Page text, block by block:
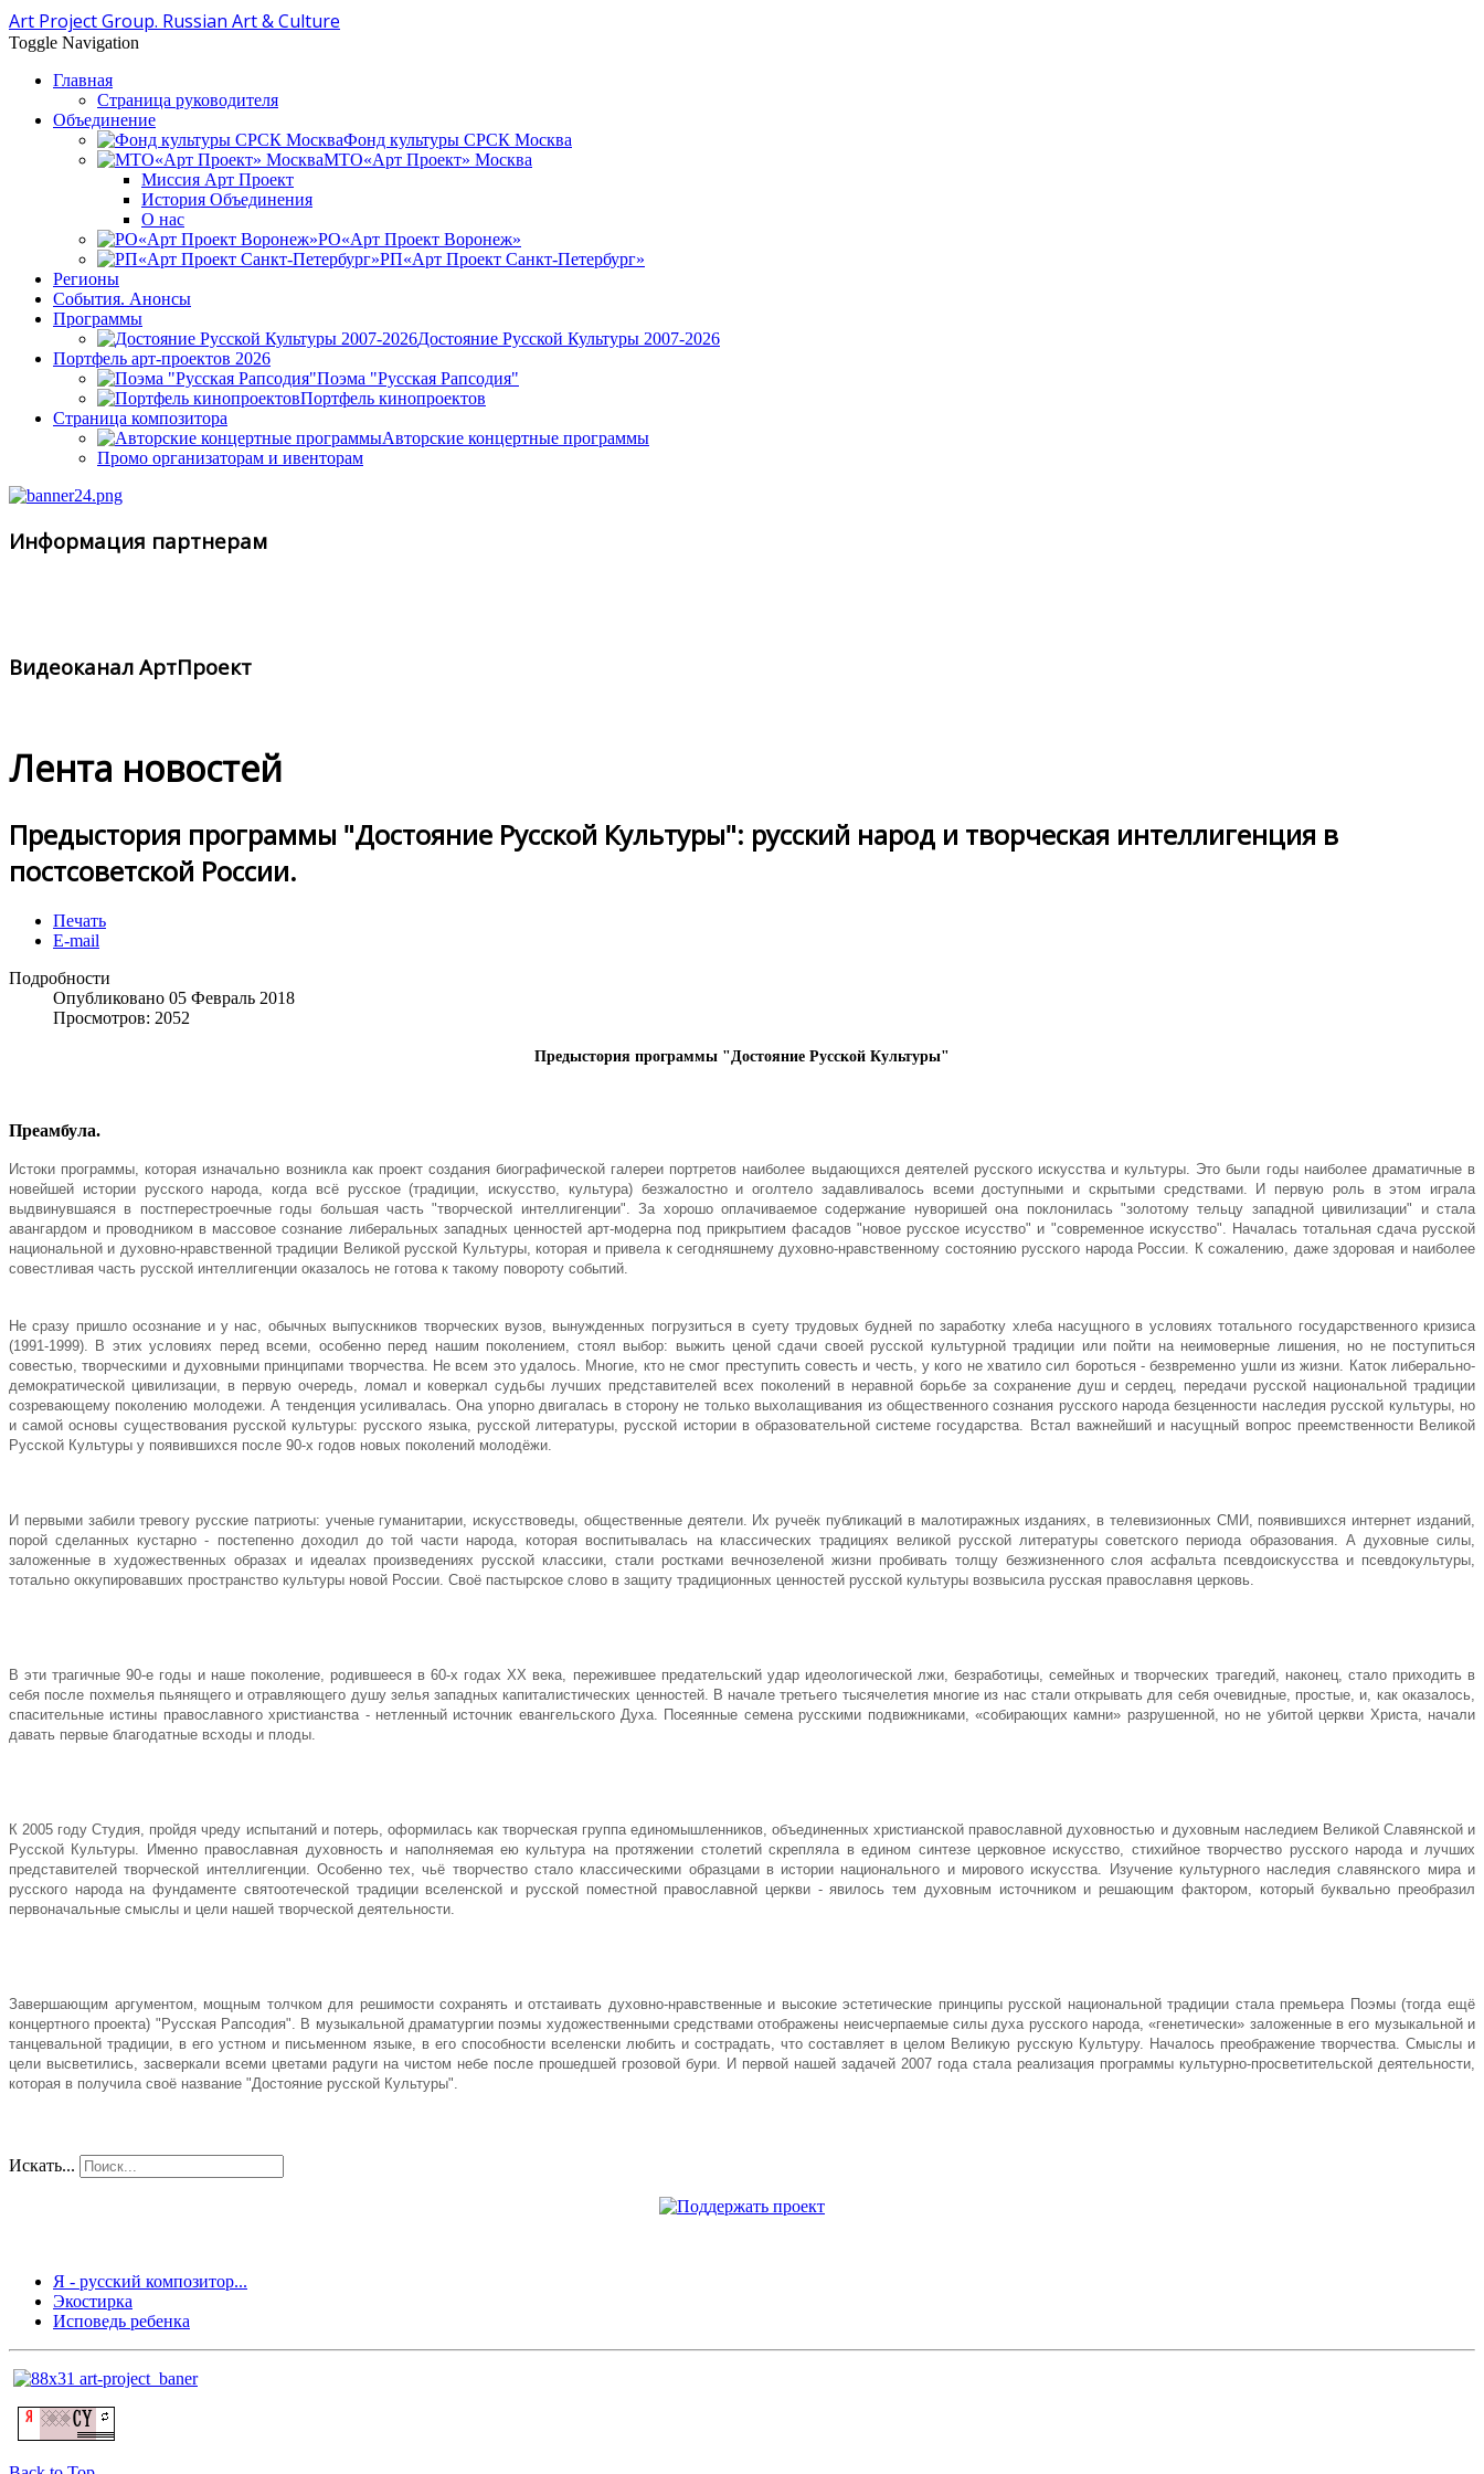
Art Project Group. Russian Art & Culture
Toggle Navigation
Главная
Страница руководителя
Объединение
Фонд культуры СРСК Москва
МТО«Арт Проект» Москва
Миссия Арт Проект
История Объединения
О нас
РО«Арт Проект Воронеж»
РП«Арт Проект Санкт-Петербург»
Регионы
События. Анонсы
Программы
Достояние Русской Культуры 2007-2026
Портфель арт-проектов 2026
Поэма "Русская Рапсодия"
Портфель кинопроектов
Страница композитора
Авторские концертные программы
Промо организаторам и ивенторам
Информация партнерам
Видеоканал АртПроект
Лента новостей
Предыстория программы "Достояние Русской Культуры": русский народ и творческая интеллигенция в
постсоветской России.
Печать
E-mail
Подробности
Опубликовано 05 Февраль 2018
Просмотров: 2052
Предыстория программы "Достояние Русской Культуры"
Преамбула.
Истоки программы, которая изначально возникла как проект создания биографической галереи портретов наиболее выдающихся деятелей русского искусства и культуры. Это были годы наиболее драматичные в
новейшей истории русского народа, когда всё русское (традиции, искусство, культура) безжалостно и оголтело задавливалось всеми доступными и скрытыми средствами. И первую роль в этом играла
выдвинувшаяся в постперестроечные годы большая часть "творческой интеллигенции". За хорошо оплачиваемое содержание нуворишей она поклонилась "золотому тельцу западной цивилизации" и стала
авангардом и проводником в массовое сознание либеральных западных ценностей арт-модерна под прикрытием фасадов "новое русское исусство" и "современное искусство" . Началась тотальная сдача русской
национальной и духовно-нравственной традиции Великой русской Культуры, которая и привела к сегодняшнему духовно-нравственному состоянию русского народа России. К сожалению, даже здоровая и наиболее
совестливая часть русской интеллигенции оказалось не готова к такому повороту событий.
Не сразу пришло осознание и у нас, обычных выпускников творческих вузов, вынужденных погрузиться в суету трудовых будней по заработку хлеба насущного в условиях тотального государственного кризиса
(1991-1999).
В этих условиях перед всеми, особенно перед нашим поколением, стоял выбор: выжить ценой сдачи своей русской культурной традиции или пойти на неимоверные лишения, но не поступиться
совестью, творческими и духовными принципами творчества. Не всем это удалось. Многие, кто не смог преступить совесть и честь, у кого не хватило сил бороться - безвременно ушли из жизни. Каток либерально-
демократической цивилизации, в первую очередь, ломал и коверкал судьбы лучших представителей всех поколений в неравной борьбе за сохранение душ и сердец, передачи русской национальной традиции
созревающему поколению молодежи.А тенденция усиливалась.Она упорно двигалась в сторону не только выхолащивания из общественного сознания русского народа безценности наследия русской культуры, но
и самой основы существования русской культуры: русского языка, русской литературы, русской истории в образовательной системе государства. Встал важнейший и насущный вопрос преемственности Великой
Русской Культуры у появившихся после 90-х годов новых поколений молодёжи.
И первыми забили тревогу русские патриоты: ученые гуманитарии, искусствоведы, общественные деятели. Их ручеёк публикаций в малотиражных изданиях, в телевизионных СМИ, появившихся интернет изданий,
порой сделанных кустарно - постепенно доходил до той части народа, которая воспитывалась на классических традициях великой русской литературы советского периода образования. А духовные силы,
заложенные в художественных образах и идеалах произведениях русской классики, стали ростками вечнозеленой жизни пробивать толщу безжизненного слоя асфальта псевдоискусства и псевдокультуры,
тотально оккупировавших пространство культуры новой России. Своё пастырское слово в защиту традиционных ценностей русской культуры возвысила русская православня церковь.
В эти трагичные 90-е годы и наше поколение, родившееся в 60-х годах XX века, пережившее предательский удар идеологической лжи, безработицы, семейных и творческих трагедий, наконец, стало приходить в
себя после похмелья пьянящего и отравляющего душу зелья западных капиталистических ценностей. В начале третьего тысячелетия многие из нас стали открывать для себя очевидные, простые, и, как оказалось,
спасительные истины православного христианства - нетленный источник евангельского Духа. Посеянные семена русскими подвижниками, «собирающих камни» разрушенной, но не убитой церкви Христа, начали
давать первые благодатные всходы и плоды.
К 2005 году Студия, пройдя чреду испытаний и потерь, оформилась как творческая группа единомышленников, объединенных христианской православной духовностью и духовным наследием Великой Славянской и
Русской Культуры. Именно православная духовность и наполняемая ею культура на протяжении столетий скрепляла в едином синтезе церковное искусство, стихийное творчество русского народа и лучших
представителей творческой интеллигенции. Особенно тех, чьё творчество стало классическими образцами в истории национального и мирового искусства. Изучение культурного наследия славянского мира и
русского народа на фундаменте святоотеческой традиции вселенской и русской поместной православной церкви - явилось тем духовным источником и решающим фактором, который буквально преобразил
первоначальные смыслы и цели нашей творческой деятельности.
Завершающим аргументом, мощным толчком для решимости сохранять и отстаивать духовно-нравственные и высокие эстетические принципы русской национальной традиции стала премьера Поэмы (тогда ещё
концертного проекта) "Русская Рапсодия". В музыкальной драматургии поэмы художественными средствами отображены неисчерпаемые силы духа русского народа, «генетически» заложенные в его музыкальной и
танцевальной традиции, в его устном и письменном языке, в его способности вселенски любить и сострадать, что составляет в целом Великую русскую Культуру. Началось преображение творчества. Смыслы и
цели высветились, засверкали всеми цветами радуги на чистом небе после прошедшей грозовой бури. И первой нашей задачей 2007 года стала реализация программы культурно-просветительской деятельности,
которая в получила своё название "Достояние русской Культуры".
Искать...
Я - русский композитор...
Экостирка
Исповедь ребенка